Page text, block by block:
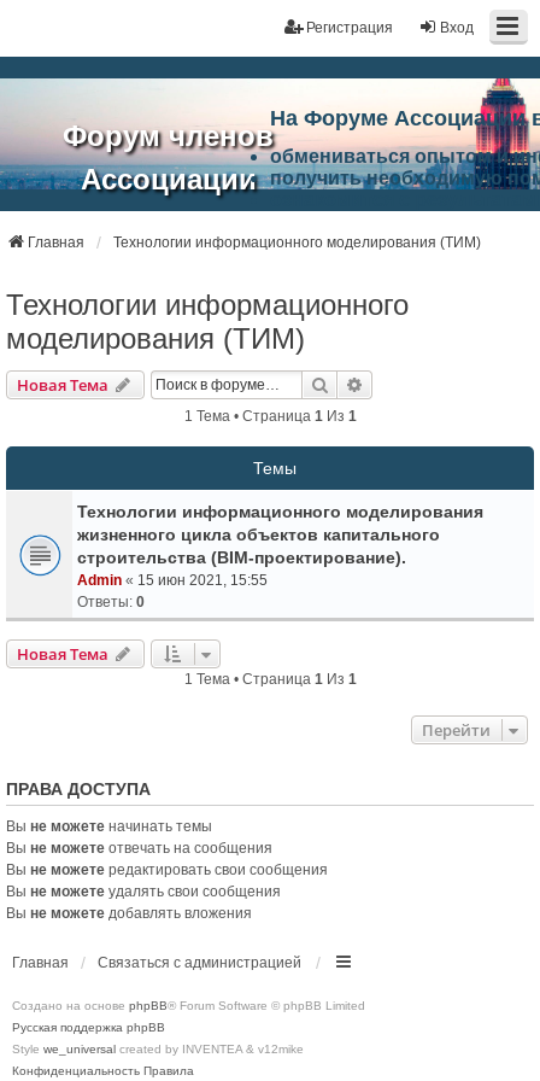
Вход
Регистрация
Форум членов
Ассоциации
портал"
На Форуме Ассоциации
обмениваться опытом и
получить необходимую
Ассоциации по проблемам
работа Форума
Ассоциации и успехам в
Ассоциации.
Главная Технологии информационного моделирования (ТИМ)
Технологии информационного
моделирования (ТИМ)
Новая Тема Поиск
1 Тема • Страница 1 Из 1
Темы
Технологии информационного моделирования
жизненного цикла объектов капитального
строительства (BIM-проектирование).
Admin « 15 июн 2021, 15:55
Ответы: 0
Новая Тема
1 Тема • Страница 1 Из 1
Перейти
ПРАВА ДОСТУПА
Вы не можете начинать темы
Вы не можете отвечать на сообщения
Вы не можете редактировать свои сообщения
Вы не можете удалять свои сообщения
Вы не можете добавлять вложения
Главная Связаться с администрацией
Создано на основе phpBB® Forum Software © phpBB Limited
Русская поддержка phpBB
Style we_universal created by INVENTEA & v12mike
Конфиденциальность Правила